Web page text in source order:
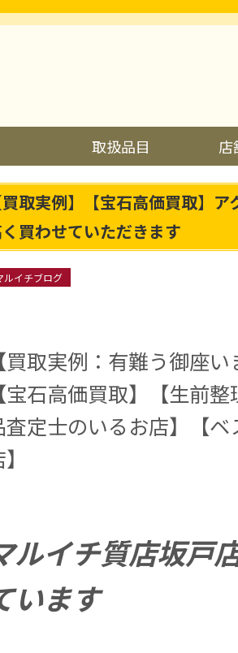
取扱品目 店
買取実例】【宝石高価買取】
買わせていただきます
ルイチブログ
【買取実例：有難う御座
【宝石高価買取】【生前
査定士のいるお店】【
ルイチ質店坂戸
います